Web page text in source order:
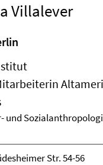
Villalever
Str. 54-56